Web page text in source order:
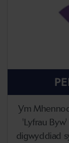
Ym
'Lyfrau
digwyddiad